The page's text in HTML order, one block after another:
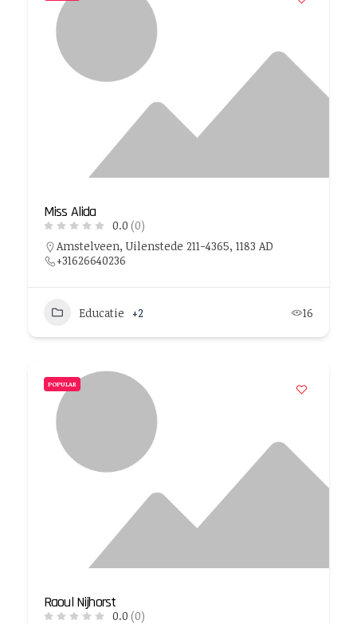
Miss Alida
0.0 (0)
Amstelveen, Uilenstede 211-4365, 1183 AD
+31626640236
Educatie +2 16
POPULAR
Raoul Nijhorst
0.0 (0)